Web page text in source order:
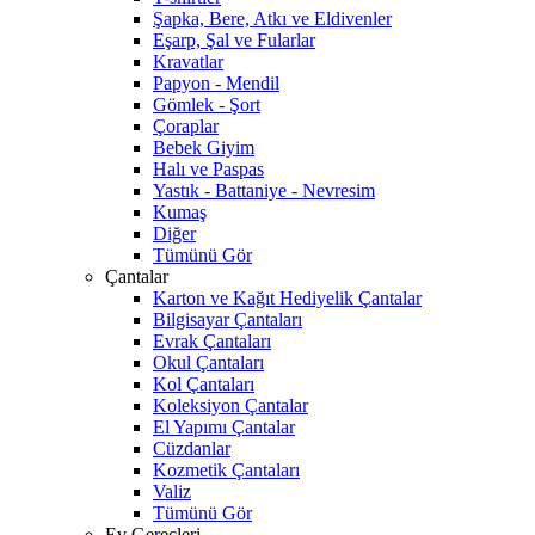
Şapka, Bere, Atkı ve Eldivenler
Eşarp, Şal ve Fularlar
Kravatlar
Papyon - Mendil
Gömlek - Şort
Çoraplar
Bebek Giyim
Halı ve Paspas
Yastık - Battaniye - Nevresim
Kumaş
Diğer
Tümünü Gör
Çantalar
Karton ve Kağıt Hediyelik Çantalar
Bilgisayar Çantaları
Evrak Çantaları
Okul Çantaları
Kol Çantaları
Koleksiyon Çantalar
El Yapımı Çantalar
Cüzdanlar
Kozmetik Çantaları
Valiz
Tümünü Gör